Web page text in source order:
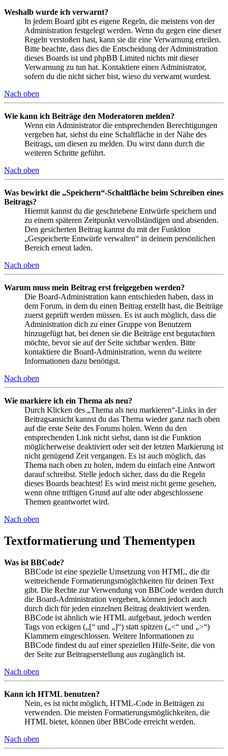
Weshalb wurde ich verwarnt?
In jedem Board gibt es eigene Regeln, die meistens von der
Administration festgelegt werden. Wenn du gegen eine dieser
Regeln verstoßen hast, kann sie dir eine Verwarnung erteilen.
Bitte beachte, dass dies die Entscheidung der Administration
dieses Boards ist und phpBB Limited nichts mit dieser
Verwarnung zu tun hat. Kontaktiere einen Administrator,
sofern du die nicht sicher bist, wieso du verwarnt wurdest.
Nach oben
Wie kann ich Beiträge den Moderatoren melden?
Wenn ein Administrator die entsprechenden Berechtigungen
vergeben hat, siehst du eine Schaltfläche in der Nähe des
Beitrags, um diesen zu melden. Du wirst dann durch die
weiteren Schritte geführt.
Nach oben
Was bewirkt die „Speichern“-Schaltfläche beim Schreiben eines
Beitrags?
Hiermit kannst du die geschriebene Entwürfe speichern und
zu einem späteren Zeitpunkt vervollständigen und absenden.
Den gesicherten Beitrag kannst du mit der Funktion
„Gespeicherte Entwürfe verwalten“ in deinem persönlichen
Bereich erneut laden.
Nach oben
Warum muss mein Beitrag erst freigegeben werden?
Die Board-Administration kann entschieden haben, dass in
dem Forum, in dem du einen Beitrag erstellt hast, die Beiträge
zuerst geprüft werden müssen. Es ist auch möglich, dass die
Administration dich zu einer Gruppe von Benutzern
hinzugefügt hat, bei denen sie die Beiträge erst begutachten
möchte, bevor sie auf der Seite sichtbar werden. Bitte
kontaktiere die Board-Administration, wenn du weitere
Informationen dazu benötigst.
Nach oben
Wie markiere ich ein Thema als neu?
Durch Klicken des „Thema als neu markieren“-Links in der
Beitragsansicht kannst du das Thema wieder ganz nach oben
auf die erste Seite des Forums holen. Wenn du den
entsprechenden Link nicht siehst, dann ist die Funktion
möglicherweise deaktiviert oder seit der letzten Markierung ist
nicht genügend Zeit vergangen. Es ist auch möglich, das
Thema nach oben zu holen, indem du einfach eine Antwort
darauf schreibst. Stelle jedoch sicher, dass du die Regeln
dieses Boards beachtest! Es wird meist nicht gerne gesehen,
wenn ohne triftigen Grund auf alte oder abgeschlossene
Themen geantwortet wird.
Nach oben
Textformatierung und Thementypen
Was ist BBCode?
BBCode ist eine spezielle Umsetzung von HTML, die dir
weitreichende Formatierungsmöglichkeiten für deinen Text
gibt. Die Rechte zur Verwendung von BBCode werden durch
die Board-Administration vergeben, können jedoch auch
durch dich für jeden einzelnen Beitrag deaktiviert werden.
BBCode ist ähnlich wie HTML aufgebaut, jedoch werden
Tags von eckigen („[“ und „]“) statt spitzen („<“ und „>“)
Klammern eingeschlossen. Weitere Informationen zu
BBCode findest du auf einer speziellen Hilfe-Seite, die von
der Seite zur Beitragserstellung aus zugänglich ist.
Nach oben
Kann ich HTML benutzen?
Nein, es ist nicht möglich, HTML-Code in Beiträgen zu
verwenden. Die meisten Formatierungsmöglichkeiten, die
HTML bietet, können über BBCode erreicht werden.
Nach oben